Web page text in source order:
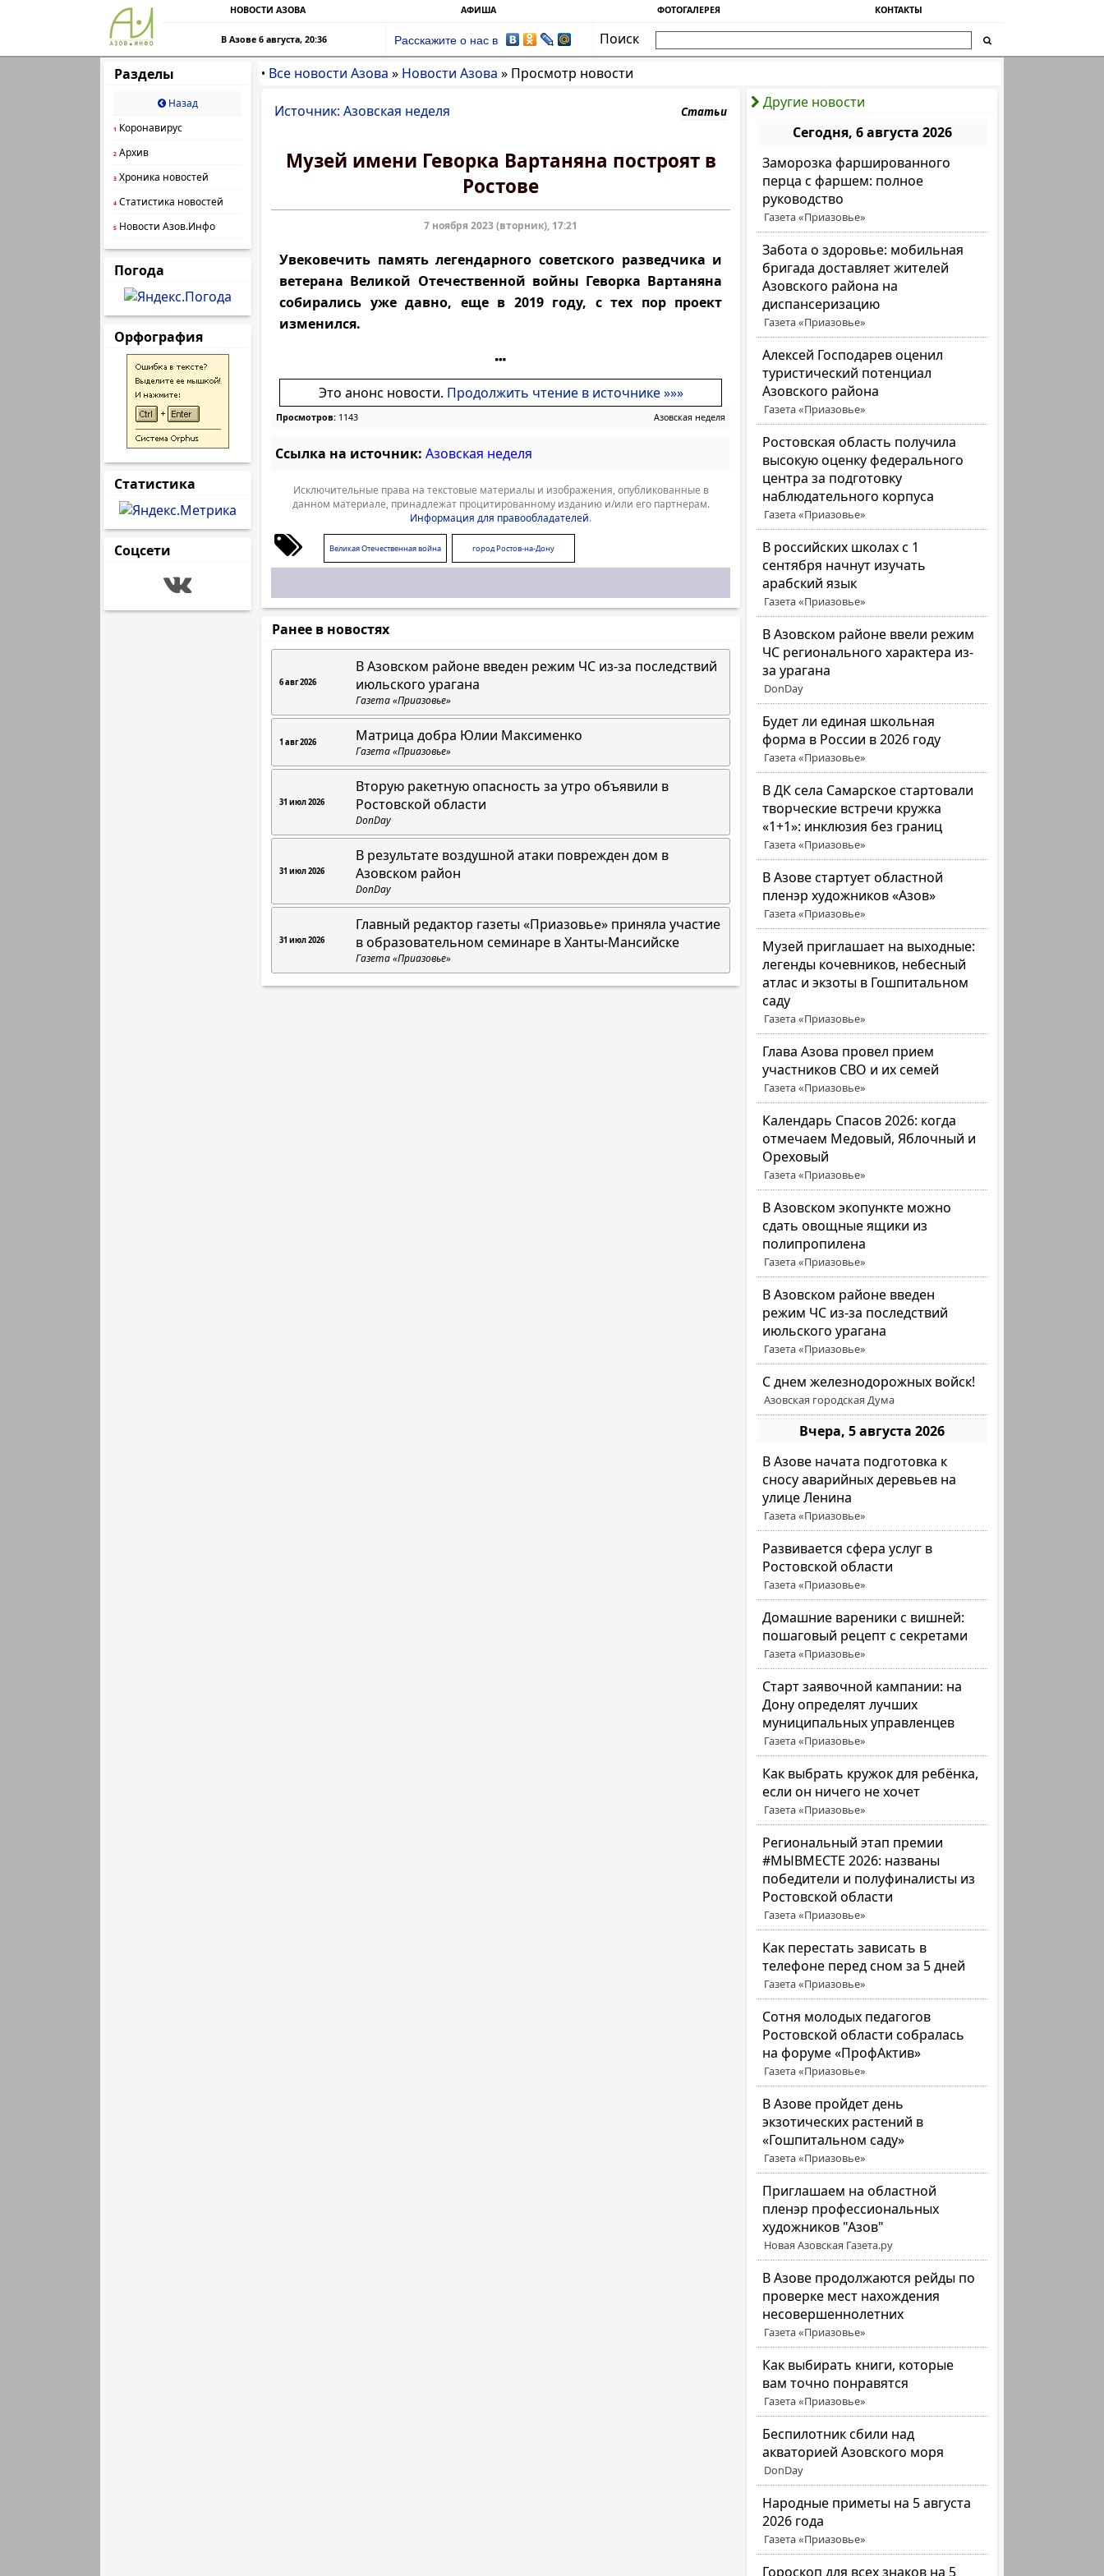
НОВОСТИ АЗОВА АФИША ФОТОГАЛЕРЕЯ КОНТАКТЫ
В Азове 6 августа, 20:36 Расскажите о нас в
Поиск
Разделы
Назад
1 Коронавирус
2 Архив
3 Хроника новостей
4 Статистика новостей
5 Новости Азов.Инфо
Погода
Орфография
Статистика
Соцсети
• Все новости Азова » Новости Азова » Просмотр новости
Другие новости
Сегодня, 6 августа 2026
Заморозка фаршированного
перца с фаршем: полное
руководство
Газета «Приазовье»
Забота о здоровье: мобильная
бригада доставляет жителей
Азовского района на
диспансеризацию
Газета «Приазовье»
Алексей Господарев оценил
туристический потенциал
Азовского района
Газета «Приазовье»
Ростовская область получила
высокую оценку федерального
центра за подготовку
наблюдательного корпуса
Газета «Приазовье»
В российских школах с 1
сентября начнут изучать
арабский язык
Газета «Приазовье»
В Азовском районе ввели режим
ЧС регионального характера из-
за урагана
DonDay
Будет ли единая школьная
форма в России в 2026 году
Газета «Приазовье»
В ДК села Самарское стартовали
творческие встречи кружка
«1+1»: инклюзия без границ
Газета «Приазовье»
В Азове стартует областной
пленэр художников «Азов»
Газета «Приазовье»
Музей приглашает на выходные:
легенды кочевников, небесный
атлас и экзоты в Гошпитальном
саду
Газета «Приазовье»
Глава Азова провел прием
участников СВО и их семей
Газета «Приазовье»
Календарь Спасов 2026: когда
отмечаем Медовый, Яблочный и
Ореховый
Газета «Приазовье»
В Азовском экопункте можно
сдать овощные ящики из
полипропилена
Газета «Приазовье»
В Азовском районе введен
режим ЧС из-за последствий
июльского урагана
Газета «Приазовье»
С днем железнодорожных войск!
Азовская городская Дума
Вчера, 5 августа 2026
В Азове начата подготовка к
сносу аварийных деревьев на
улице Ленина
Газета «Приазовье»
Развивается сфера услуг в
Ростовской области
Газета «Приазовье»
Домашние вареники с вишней:
пошаговый рецепт с секретами
Газета «Приазовье»
Старт заявочной кампании: на
Дону определят лучших
муниципальных управленцев
Газета «Приазовье»
Как выбрать кружок для ребёнка,
если он ничего не хочет
Газета «Приазовье»
Региональный этап премии
#МЫВМЕСТЕ 2026: названы
победители и полуфиналисты из
Ростовской области
Газета «Приазовье»
Как перестать зависать в
телефоне перед сном за 5 дней
Газета «Приазовье»
Сотня молодых педагогов
Ростовской области собралась
на форуме «ПрофАктив»
Газета «Приазовье»
В Азове пройдет день
экзотических растений в
«Гошпитальном саду»
Газета «Приазовье»
Приглашаем на областной
пленэр профессиональных
художников "Азов"
Новая Азовская Газета.ру
В Азове продолжаются рейды по
проверке мест нахождения
несовершеннолетних
Газета «Приазовье»
Как выбирать книги, которые
вам точно понравятся
Газета «Приазовье»
Беспилотник сбили над
акваторией Азовского моря
DonDay
Народные приметы на 5 августа
2026 года
Газета «Приазовье»
Гороскоп для всех знаков на 5
Источник: Азовская неделя Статьи
Музей имени Геворка Вартаняна построят в
Ростове
7 ноября 2023 (вторник), 17:21
Увековечить память легендарного советского разведчика и
ветерана Великой Отечественной войны Геворка Вартаняна
собирались уже давно, еще в 2019 году, с тех пор проект
изменился.
Это анонс новости. Продолжить чтение в источнике »»»
Просмотров: 1143 Азовская неделя
Ссылка на источник: Азовская неделя
Исключительные права на текстовые материалы и изображения, опубликованные в
данном материале, принадлежат процитированному изданию и/или его партнерам.
Информация для правообладателей.
Великая Отечественная война город Ростов-на-Дону
Ранее в новостях
6 авг 2026
В Азовском районе введен режим ЧС из-за последствий
июльского урагана
Газета «Приазовье»
1 авг 2026 Матрица добра Юлии Максименко
Газета «Приазовье»
31 июл 2026
Вторую ракетную опасность за утро объявили в
Ростовской области
DonDay
31 июл 2026
В результате воздушной атаки поврежден дом в
Азовском район
DonDay
31 июл 2026
Главный редактор газеты «Приазовье» приняла участие
в образовательном семинаре в Ханты-Мансийске
Газета «Приазовье»